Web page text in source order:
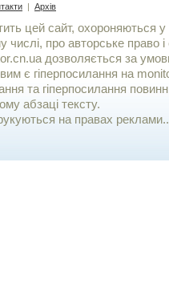
| Архів
цей сайт, охороняються у
про авторське право і
дозволяється за
є гiперпосилання на
та гіперпосилання
абзаці тексту.
на правах реклами..